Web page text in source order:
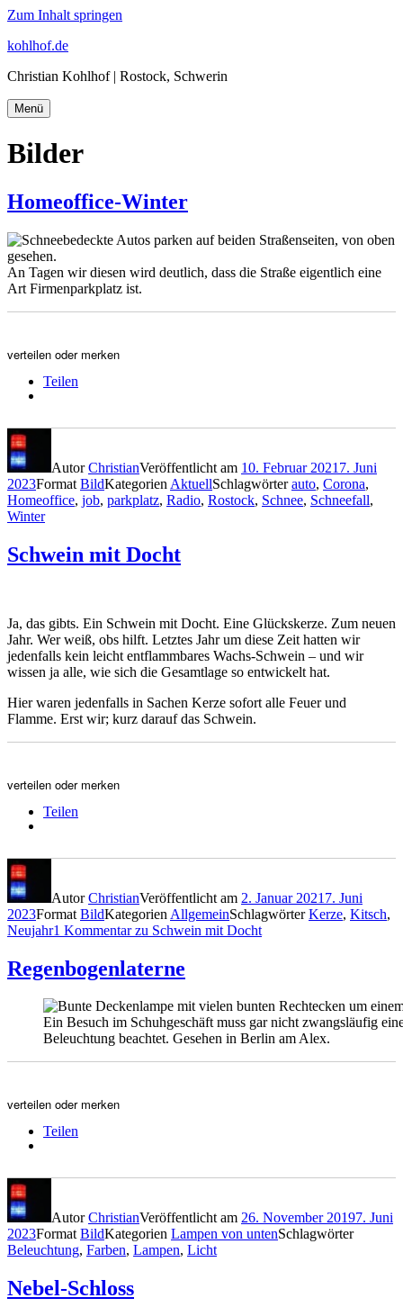
Zum Inhalt springen
kohlhof.de
Christian Kohlhof | Rostock, Schwerin
Menü
Bilder
Homeoffice-Winter
An Tagen wir diesen wird deutlich, dass die Straße eigentlich eine
Art Firmenparkplatz ist.
verteilen oder merken
Teilen
AutorChristianVeröffentlicht am 10. Februar 2021 7. Juni
2023Format BildKategorien AktuellSchlagwörterauto, Corona,
Homeoffice, job, parkplatz, Radio, Rostock, Schnee, Schneefall,
Winter
Schwein mit Docht
Ja, das gibts. Ein Schwein mit Docht. Eine Glückskerze. Zum neuen
Jahr. Wer weiß, obs hilft. Letztes Jahr um diese Zeit hatten wir
jedenfalls kein leicht entflammbares Wachs-Schwein – und wir
wissen ja alle, wie sich die Gesamtlage so entwickelt hat.
Hier waren jedenfalls in Sachen Kerze sofort alle Feuer und
Flamme. Erst wir; kurz darauf das Schwein.
verteilen oder merken
Teilen
AutorChristianVeröffentlicht am 2. Januar 2021 7. Juni
2023Format BildKategorien AllgemeinSchlagwörterKerze, Kitsch,
Neujahr1 Kommentarzu Schwein mit Docht
Regenbogenlaterne
Ein Besuch im Schuhgeschäft muss gar nicht zwangsläufig
Beleuchtung beachtet. Gesehen in Berlin am Alex.
verteilen oder merken
Teilen
AutorChristianVeröffentlicht am 26. November 20197. Juni
2023FormatBildKategorien Lampen von untenSchlagwörter
Beleuchtung, Farben, Lampen, Licht
Nebel-Schloss